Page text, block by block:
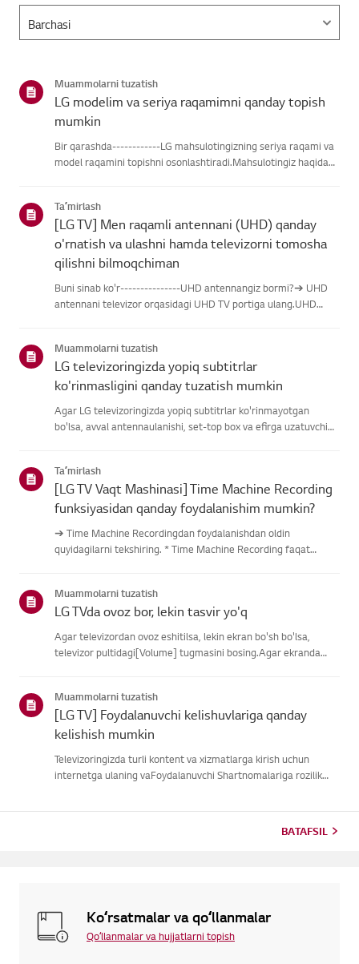
Muammolarni tuzatish
LG modelim va seriya raqamimni qanday topish
mumkin
Bir qarashda------------LG mahsulotingizning seriya raqami va
model raqamini topishni osonlashtiradi.Mahsulotingiz haqidagi
Taʼmirlash
[LG TV] Men raqamli antennani (UHD) qanday
o'rnatish va ulashni hamda televizorni tomosha
qilishni bilmoqchiman
Buni sinab ko'r---------------UHD antennangiz bormi?➔ UHD
antennani televizor orqasidagi UHD TV portiga ulang.UHD
joyga o'rn...
Muammolarni tuzatish
LG televizoringizda yopiq subtitrlar
ko'rinmasligini qanday tuzatish mumkin
Agar LG televizoringizda yopiq subtitrlar ko'rinmayotgan
bo'lsa, avval antennaulanishi, set-top box va efirga uzatuvchi
Taʼmirlash
[LG TV Vaqt Mashinasi] Time Machine Recording
funksiyasidan qanday foydalanishim mumkin?
➔ Time Machine Recordingdan foydalanishdan oldin
quyidagilarni tekshiring. * Time Machine Recording faqat
qurilmalariga ulangan ...
Muammolarni tuzatish
LG TVda ovoz bor, lekin tasvir yo'q
Agar televizordan ovoz eshitilsa, lekin ekran bo'sh bo'lsa,
televizor pultidagi[Volume] tugmasini bosing.Agar ekranda
mumkin.Muammo tashqi quril...
Muammolarni tuzatish
[LG TV] Foydalanuvchi kelishuvlariga qanday
kelishish mumkin
Televizoringizda turli kontent va xizmatlarga kirish uchun
internetga ulaning vaFoydalanuvchi Shartnomalariga rozilik
BATAFSIL
Koʻrsatmalar va qoʻllanmalar
Qoʻllanmalar va hujjatlarni topish